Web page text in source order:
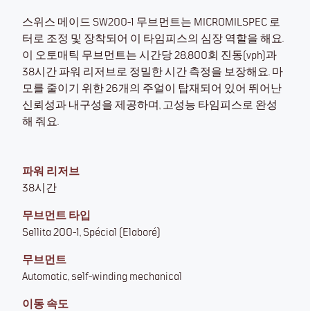
스위스 메이드 SW200-1 무브먼트는 MICROMILSPEC 로
터로 조정 및 장착되어 이 타임피스의 심장 역할을 해요.
이 오토매틱 무브먼트는 시간당 28,800회 진동(vph)과
38시간 파워 리저브로 정밀한 시간 측정을 보장해요. 마
모를 줄이기 위한 26개의 주얼이 탑재되어 있어 뛰어난
신뢰성과 내구성을 제공하며, 고성능 타임피스로 완성
해 줘요.
파워 리저브
38시간
무브먼트 타입
Sellita 200-1, Spécial (Elaboré)
무브먼트
Automatic, self-winding mechanical
이동 속도